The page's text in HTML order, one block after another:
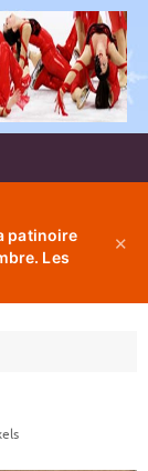
patinoire
Les
✕